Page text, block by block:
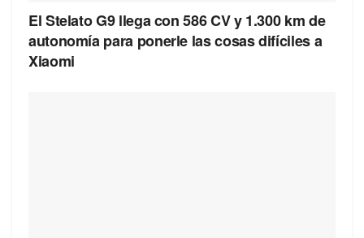
El Stelato G9 llega con 586 CV y 1.300 km de
autonomía para ponerle las cosas difíciles a
Xiaomi